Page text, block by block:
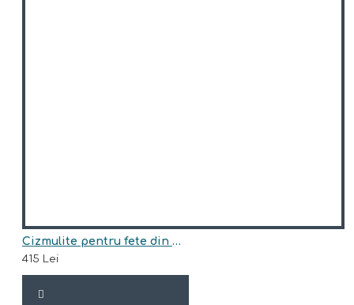
Cizmulite pentru fete din piele naturala,imblanite model ZELINE
415 Lei